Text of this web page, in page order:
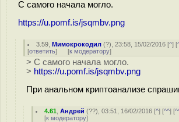
С самого начала могло.
https://u.pomf.is/jsqmbv.png
3.59 ,Мимокрокодил (?), 23:58, 15/02/2016 [^] [
[ответить] [к модератору]
> С самого начала могло.
> https://u.pomf.is/jsqmbv.png
При анальном криптоанализе
4.61 ,Андрей (??), 03:51, 16/02/2016 [^] [^^] [
[к модератору]